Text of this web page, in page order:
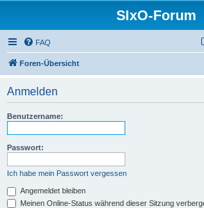
SIxO-Forum
FAQ
Foren-Übersicht
Anmelden
Benutzername:
Passwort:
Ich habe mein Passwort vergessen
Angemeldet bleiben
Meinen Online-Status während dieser Sitzung